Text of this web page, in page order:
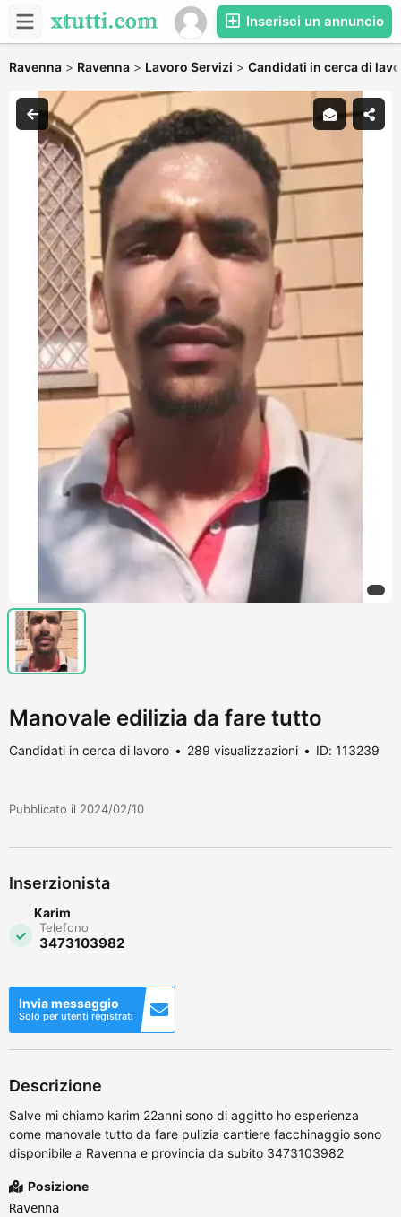
Inserisci un annuncio
Ravenna > Ravenna > Lavoro Servizi > Candidati in cerca di
Manovale edilizia da fare tutto
Candidati in cerca di lavoro 289 visualizzazioni ID: 113239
Pubblicato il 2024/02/10
Inserzionista
Karim
Telefono
3473103982
Invia messaggio
Solo per utenti registrati
Descrizione
Salve mi chiamo karim 22anni sono di aggitto ho esperienza
come manovale tutto da fare pulizia cantiere facchinaggio sono
disponibile a Ravenna e provincia da subito 3473103982
Posizione
Ravenna